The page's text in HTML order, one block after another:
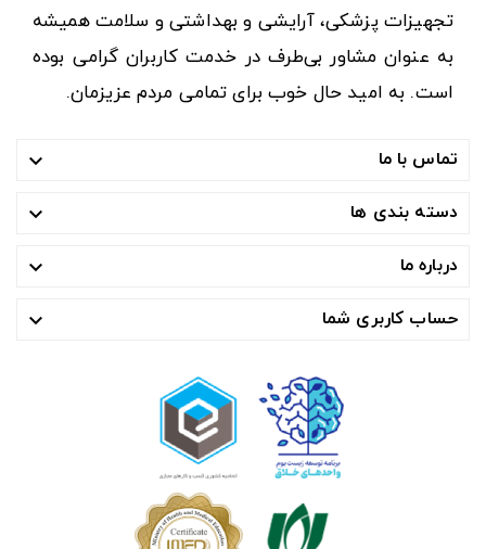
تجهیزات پزشکی، آرایشی و بهداشتی و سلامت همیشه
به عنوان مشاور بی‌طرف در خدمت کاربران گرامی بوده
است. به امید حال خوب برای تمامی مردم عزیزمان.
تماس با ما 
دسته بندی ها 
درباره ما 
حساب کاربری شما 